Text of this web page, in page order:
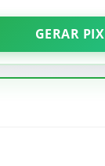
GERAR PIX